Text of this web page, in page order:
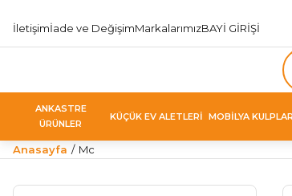
İletişimİade ve DeğişimMarkalarımızBAYİ GİRİŞİ
ANKASTRE
ÜRÜNLER
KÜÇÜK EV ALETLERİ MOBİLYA
Anasayfa Mc